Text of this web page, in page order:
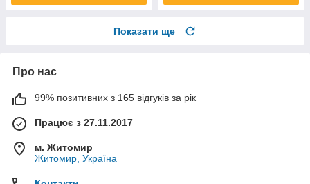
Показати ще
Про нас
99% позитивних з 165 відгуків за рік
Працює з 27.11.2017
м. Житомир
Житомир, Україна